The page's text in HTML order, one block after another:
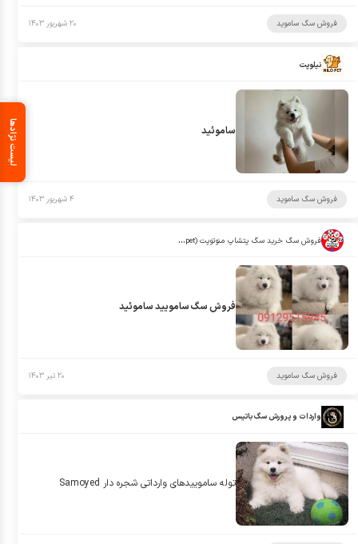
لیست نژادها
فروش سگ ساموید ۲۰ شهریور ۱۴۰۳
نیلوپت
ساموئید
فروش سگ ساموید ۴ شهریور ۱۴۰۳
فروش سگ خرید سگ پتشاپ منوتوپت (manotopet)
فروش سگ سامویید ساموئید
فروش سگ ساموید ۲۰ تیر ۱۴۰۳
واردات و پرورش سگ باتیس
توله ساموييدهاى وارداتى شجره دار Samoyed